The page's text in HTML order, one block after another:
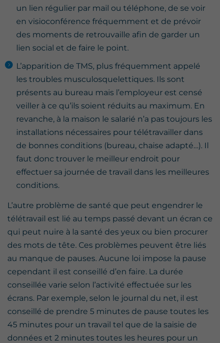
un lien régulier par mail ou téléphone, de se voir
en visioconférence fréquemment et de prévoir
des moments de retrouvaille afin de garder un
lien social et de faire le point.
L’apparition de TMS, plus fréquemment appelé
les troubles musculosquelettiques. Ils sont
présents au bureau mais l’employeur est censé
veiller à ce qu’ils soient réduits au maximum. En
revanche, à la maison le salarié n’a pas toujours les
installations nécessaires pour télétravailler dans
de bonnes conditions (bureau, chaise adapté…). Il
faut donc trouver le meilleur endroit pour
effectuer sa journée de travail dans les meilleures
conditions.
L’autre problème de santé que peut engendrer le
télétravail est lié au temps passé devant un écran ce
qui peut nuire à la santé des yeux ou bien procurer
des mots de tête. Ces problèmes peuvent être liés
au manque de pauses. Aucune loi impose la pause
cependant il est conseillé d’en faire. La durée
conseillée varie selon l’activité effectuée sur les
écrans. Par exemple, selon le journal du net, il est
conseillé de prendre 5 minutes de pause toutes les
45 minutes pour un travail tel que de la saisie de
données et 2 minutes toutes les heures pour un